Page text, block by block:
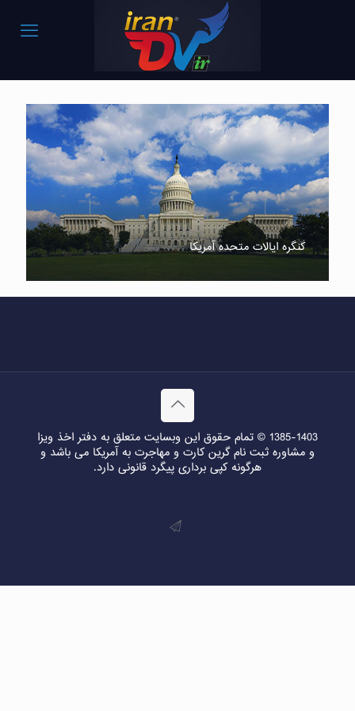
کنگره ایالات متحده آمریکا
1385-1403 © تمام حقوق این وبسایت متعلق به دفتر اخذ ویزا
و مشاوره ثبت نام گرین کارت و مهاجرت به آمریکا می باشد و
هرگونه کپی برداری پیگرد قانونی دارد.